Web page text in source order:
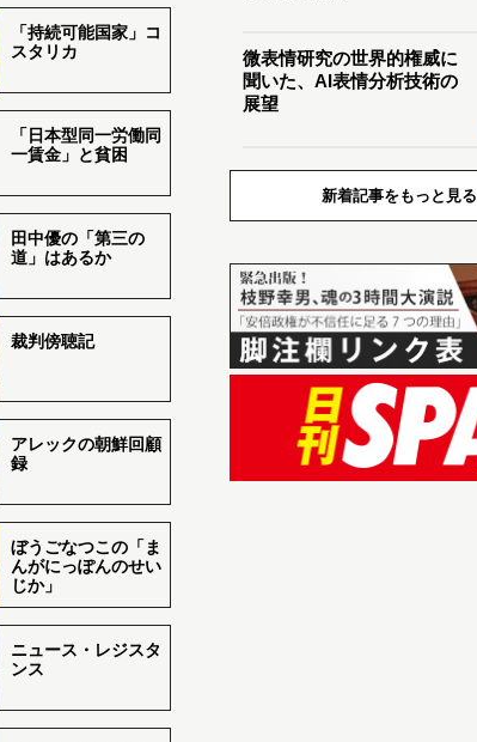
「持続可能国家」コ
スタリカ
「日本型同一労働同
一賃金」と貧困
田中優の「第三の
道」はあるか
裁判傍聴記
アレックの朝鮮回顧
録
ぼうごなつこの「ま
んがにっぽんのせい
じか」
ニュース・レジスタ
ンス
微表情研究の世界的権威に
聞いた、AI表情分析技術の
展望
新着記事をもっと見る